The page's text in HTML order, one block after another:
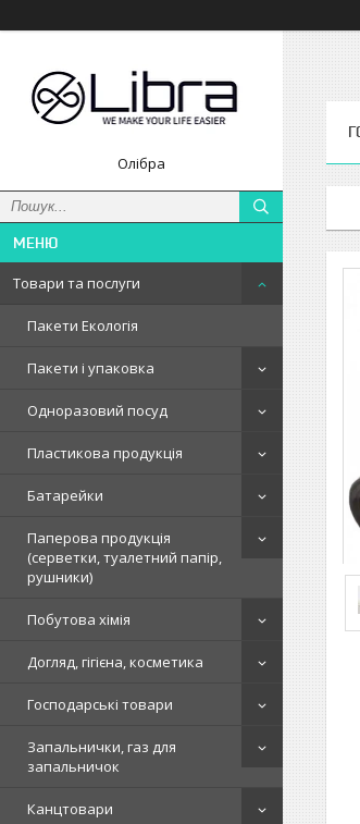
Олібра
Товари та послуги
Пакети Екологія
Пакети і упаковка
Одноразовий посуд
Пластикова продукція
Батарейки
Паперова продукція
(серветки, туалетний папір,
рушники)
Побутова хімія
Догляд, гігієна, косметика
Господарські товари
Запальнички, газ для
запальничок
Канцтовари